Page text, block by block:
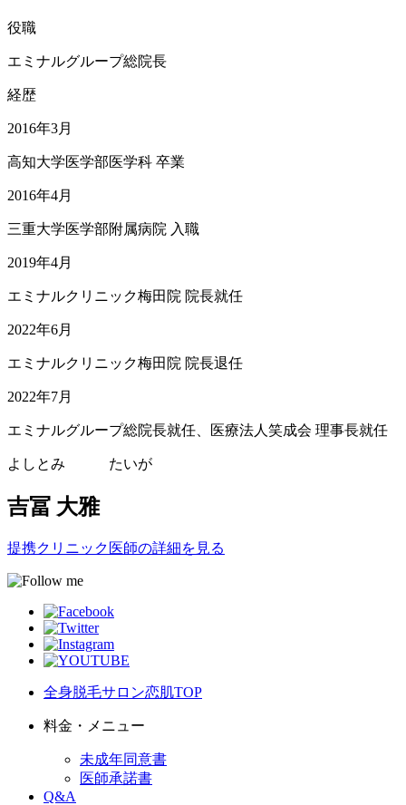
役職
エミナルグループ総院長
経歴
2016年3月
高知大学医学部医学科 卒業
2016年4月
三重大学医学部附属病院 入職
2019年4月
エミナルクリニック梅田院 院長就任
2022年6月
エミナルクリニック梅田院 院長退任
2022年7月
エミナルグループ総院長就任、医療法人笑成会 理事長就任
よしとみ たいが
吉冨 大雅
提携クリニック医師の詳細を見る
全身脱毛サロン恋肌TOP
料金・メニュー
未成年同意書
医師承諾書
Q&A